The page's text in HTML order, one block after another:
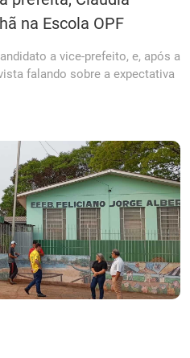
na Escola OPF
a vice-prefeito, e, após a
falando sobre a expectativa